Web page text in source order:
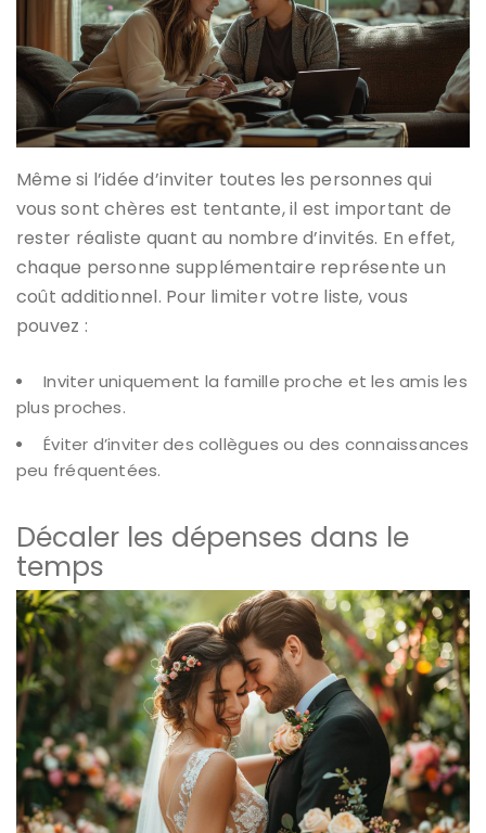
Même si l’idée d’inviter toutes les personnes qui
vous sont chères est tentante, il est important de
rester réaliste quant au nombre d’invités. En effet,
chaque personne supplémentaire représente un
coût additionnel. Pour limiter votre liste, vous
pouvez :
Inviter uniquement la famille proche et les amis les
plus proches.
Éviter d’inviter des collègues ou des connaissances
peu fréquentées.
Décaler les dépenses dans le
temps